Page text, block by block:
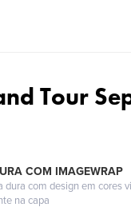
Tour
COM IMAGEWRAP
dura com design em cores
na capa